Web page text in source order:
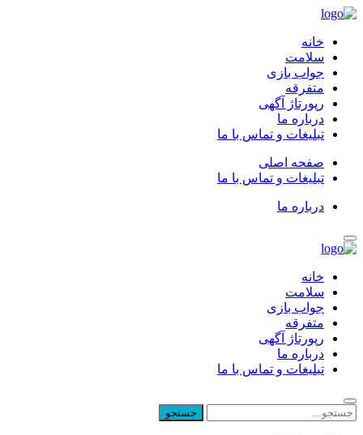
خانه
سلامت
جواب بازی
متفرقه
رپورتاژ آگهی
درباره ما
تبلیغات و تماس با ما
صفحه اصلی
تبلیغات و تماس با ما
درباره ما
خانه
سلامت
جواب بازی
متفرقه
رپورتاژ آگهی
درباره ما
تبلیغات و تماس با ما